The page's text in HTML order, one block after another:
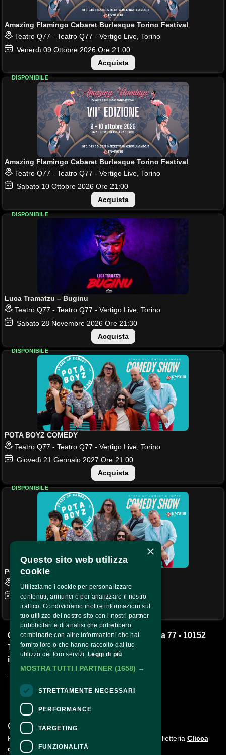
Amazing Flamingo Cabaret Burlesque Torino Festival
Teatro Q77 - Teatro Q77 - Vertigo Live, Torino
Venerdì 09 Ottobre 2026 Ore 21:00
Acquista
Amazing Flamingo Cabaret Burlesque Torino Festival
Teatro Q77 - Teatro Q77 - Vertigo Live, Torino
Sabato 10 Ottobre 2026 Ore 21:00
DISPONIBILE
Acquista
Luca Tramatzu – Buginu
Teatro Q77 - Teatro Q77 - Vertigo Live, Torino
Sabato 28 Novembre 2026 Ore 21:30
DISPONIBILE
Acquista
POTA BOYZ COMEDY
Teatro Q77 - Teatro Q77 - Vertigo Live, Torino
Giovedì 21 Gennaio 2027 Ore 21:00
DISPONIBILE
Acquista
POTA BOYZ COMEDY
Teatro Q77 - Teatro Q77 - Vertigo Live, Torino
Giovedì 22Aprile 2027 Ore 21:00
DISPONIBILE
Acquista
Q77 Impresa Sociale S.r.l. - Corso Brescia 77 - 10152
Torino -
info@qsettantasette.com
CONTATTI
Per informazioni e supporto all'acquisto della biglietteria Clicca
qui
×
Questo sito web utilizza
cookie
Utilizziamo i cookie per personalizzare
contenuti, annunci e per analizzare il nostro
traffico. Condividiamo inoltre informazioni sul
tuo utilizzo del nostro sito con i nostri partner
pubblicitari e di analisi che potrebbero
combinarle con altre informazioni che hai
fornito loro o che hanno raccolto dal tuo
utilizzo dei loro servizi. Leggi di più
MOSTRA TUTTI I PARTNER (1658) →
STRETTAMENTE NECESSARI
PERFORMANCE
TARGETING
FUNZIONALITÀ